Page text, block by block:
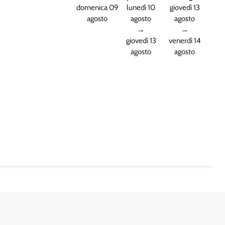
domenica 09
agosto
lunedì 10
agosto
→
giovedì 13
agosto
giovedì 13
agosto
→
venerdì 14
agosto